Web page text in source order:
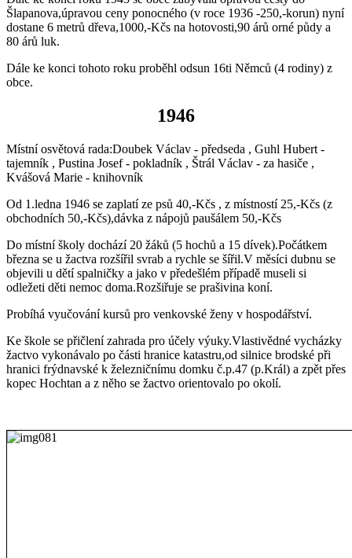
Šlapanova,úpravou ceny ponocného (v roce 1936 -250,-korun) nyní
dostane 6 metrů dřeva,1000,-Kčs na hotovosti,90 árů orné půdy a
80 árů luk.
Dále ke konci tohoto roku proběhl odsun 16ti Němců (4 rodiny) z
obce.
1946
Místní osvětová rada:Doubek Václav - předseda , Guhl Hubert -
tajemník , Pustina Josef - pokladník , Štrál Václav - za hasiče ,
Kvášová Marie - knihovník
Od 1.ledna 1946 se zaplatí ze psů 40,-Kčs , z místností 25,-Kčs (z
obchodních 50,-Kčs),dávka z nápojů paušálem 50,-Kčs
Do místní školy dochází 20 žáků (5 hochů a 15 dívek).Počátkem
března se u žactva rozšířil svrab a rychle se šířil.V měsíci dubnu se
objevili u dětí spalničky a jako v předešlém případě museli si
odležeti děti nemoc doma.Rozšiřuje se prašivina koní.
Probíhá vyučování kursů pro venkovské ženy v hospodářství.
Ke škole se přičlení zahrada pro účely výuky.Vlastivědné vycházky
žactvo vykonávalo po části hranice katastru,od silnice brodské při
hranici frýdnavské k železničnímu domku č.p.47 (p.Král) a zpět přes
kopec Hochtan a z něho se žactvo orientovalo po okolí.